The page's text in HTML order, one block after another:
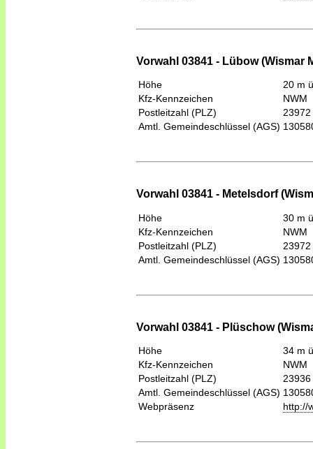
Vorwahl 03841 - Lübow (Wismar
Höhe
20 m
Kfz-Kennzeichen
NWM
Postleitzahl (PLZ)
23972
Amtl. Gemeindeschlüssel (AGS)
Vorwahl 03841 - Metelsdorf
Höhe
30 m
Kfz-Kennzeichen
NWM
Postleitzahl (PLZ)
23972
Amtl. Gemeindeschlüssel (AGS)
Vorwahl 03841 - Plüschow
Höhe
34 m
Kfz-Kennzeichen
NWM
Postleitzahl (PLZ)
23936
Amtl. Gemeindeschlüssel (AGS)
Webpräsenz
http://